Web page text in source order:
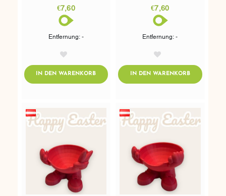
€7,60
Entfernung: -
IN DEN WARENKORBADDTOCART
€7,60
Entfernung: -
IN DEN WARENKORBADDTOCART